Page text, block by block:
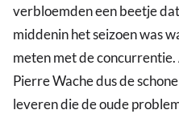
verbloemden een beetje
middenin het seizoen was
meten met de
Pierre Wache dus de
leveren die de oude